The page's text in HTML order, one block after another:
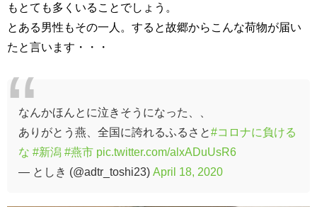
もとても多くいることでしょう。
とある男性もその一人。すると故郷からこんな荷物が届い
たと言います・・・
なんかほんとに泣きそうになった、、
ありがとう燕、全国に誇れるふるさと#コロナに負ける
な #新潟 #燕市 pic.twitter.com/alxADuUsR6
— としき (@adtr_toshi23) April 18, 2020